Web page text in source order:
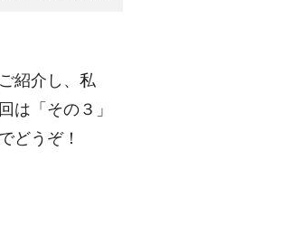
紹介し、私
は「その３」
どうぞ！